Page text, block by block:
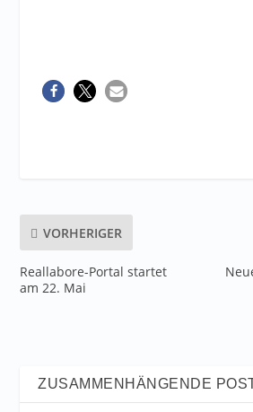
VORHERIGER
Reallabore-Portal startet
am 22. Mai
ZUSAMMENHÄNGENDE